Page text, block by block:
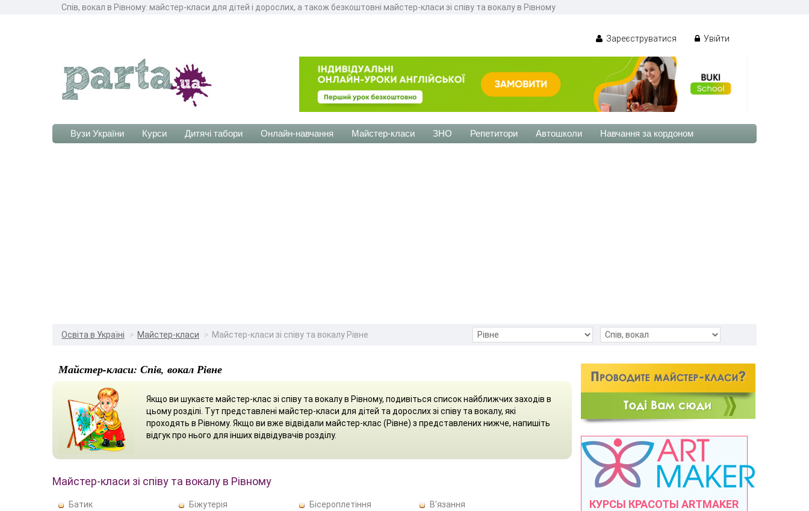
Спів, вокал в Рівному: майстер-класи для дітей і дорослих, а також безкоштовні майстер-класи зі співу та вокалу в Рівному
Зареєструватися Увійти
Вузи України Курси Дитячі табори Онлайн-навчання Майстер-класи ЗНО Репетитори Автошколи Навчання за кордоном
Освіта в Україні Майстер-класи Майстер-класи зі співу та вокалу Рівне
Майстер-класи: Спів, вокал Рівне
Якщо ви шукаєте майстер-клас зі співу та вокалу в Рівному, подивіться список найближчих заходів в
цьому розділі. Тут представлені майстер-класи для дітей та дорослих зі співу та вокалу, які
проходять в Рівному. Якщо ви вже відвідали майстер-клас (Рівне) з представлених нижче, напишіть
відгук про нього для інших відвідувачів розділу.
Майстер-класи зі співу та вокалу в Рівному
Батик Біжутерія Бісероплетіння
В'язання
КУРСЫ КРАСОТЫ ARTMAKER